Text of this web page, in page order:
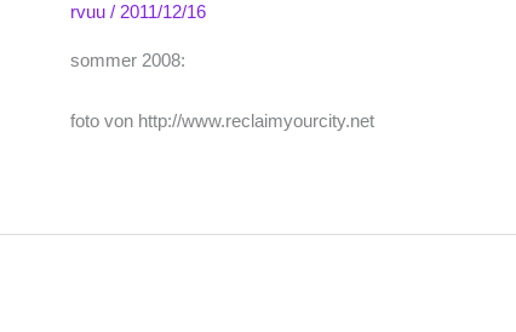
rvuu/ 2011/12/16
sommer 2008:
foto von http://www.reclaimyourcity.net